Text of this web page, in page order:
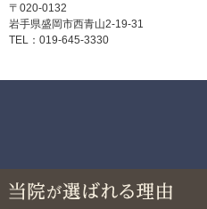
〒020-0132
岩手県盛岡市西青山2-19-31
TEL：019-645-3330